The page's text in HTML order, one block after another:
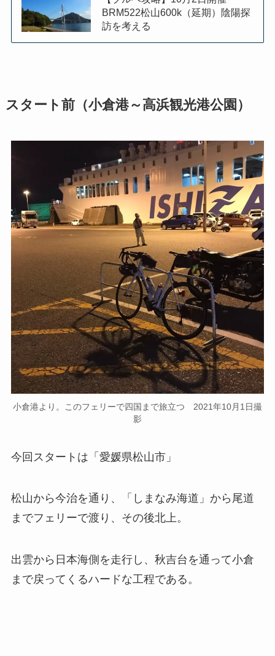
BRM522松山600k（延期）陰陽探
訪を考える
スタート前（小倉港～高浜観光港公園）
小倉港より。このフェリーで四国まで旅立つ 2021年10月1日撮
影
今回スタートは「愛媛県松山市」
松山から今治を通り、「しまなみ海道」から尾道
までフェリーで渡り、その後北上。
出雲から日本海側を走行し、秋吉台を通って小倉
まで戻ってくるハードな工程である。